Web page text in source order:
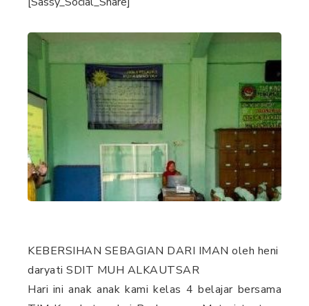
KEBERSIHAN SEBAGIAN DARI IMAN oleh heni
daryati SDIT MUH ALKAUTSAR
Hari ini anak anak kami kelas 4 belajar bersama